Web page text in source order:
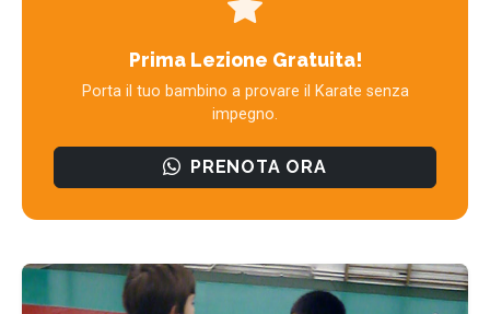
Prima Lezione Gratuita!
Porta il tuo bambino a provare il Karate senza
impegno.
PRENOTA ORA